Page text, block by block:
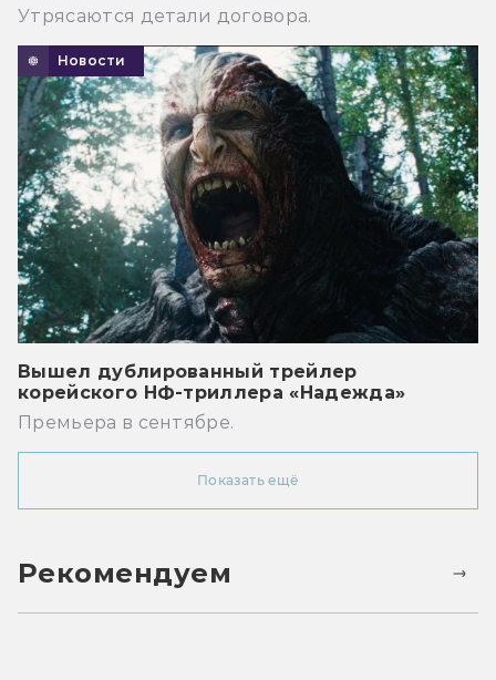
Утрясаются детали договора.
Новости
Вышел дублированный трейлер
корейского НФ-триллера «Надежда»
Премьера в сентябре.
Показать ещё
Рекомендуем